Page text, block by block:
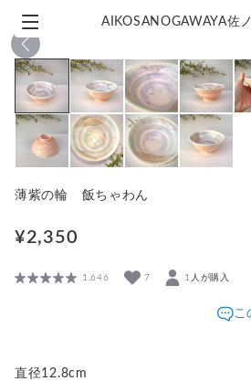
AIKOSANOGAWAYA佐
薄紫の輪 飯ちゃわん
¥2,350
1,646 7 1人が購入
こ
直径12.8cm